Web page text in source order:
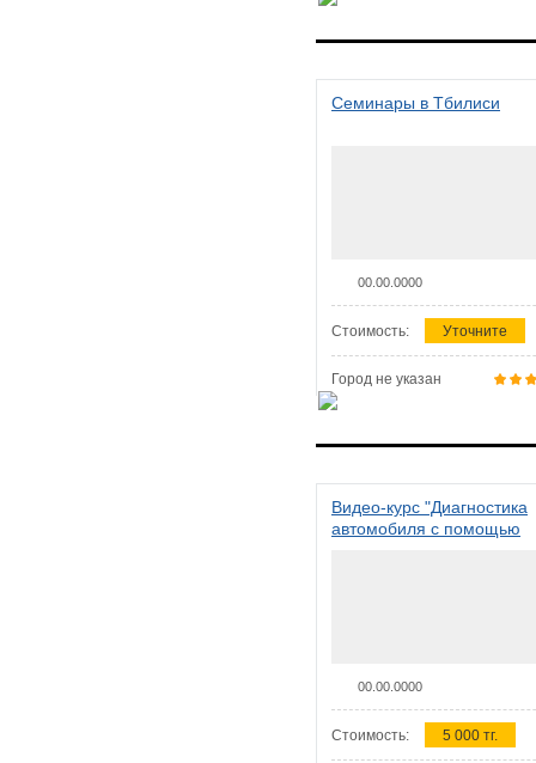
Семинары в Тбилиси
00.00.0000
Стоимость: Уточните
Город не указан
Видео-курс "Диагностика
автомобиля с помощью
00.00.0000
Стоимость: 5 000 тг.